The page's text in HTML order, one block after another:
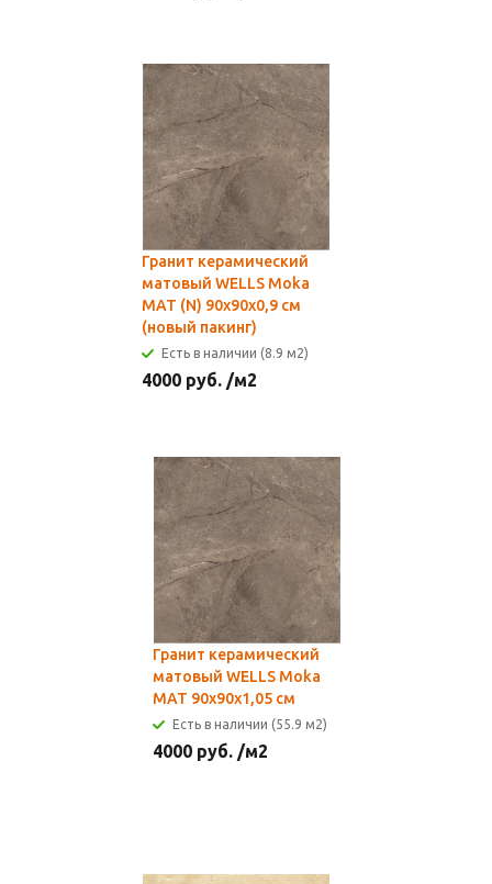
Гранит керамический
матовый WELLS Moka
MAT (N) 90x90х0,9 см
(новый пакинг)
Есть в наличии (8.9 м2)
4000 руб. /м2
Гранит керамический
матовый WELLS Moka
MAT 90x90х1,05 см
Есть в наличии (55.9 м2)
4000 руб. /м2